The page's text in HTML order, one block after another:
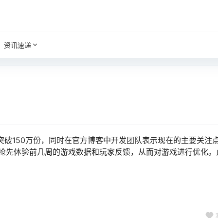
资讯速递
150万份，同时在官方博客中开发团队表示现在的主要关注
体验前几周的游戏数据和玩家反馈，从而对游戏进行优化